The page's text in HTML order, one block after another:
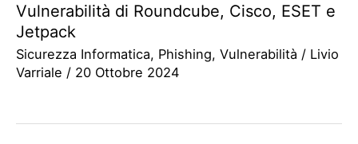
Vulnerabilità di Roundcube, Cisco, ESET e
Jetpack
Sicurezza Informatica, Phishing, Vulnerabilità / Livio
Varriale / 20 Ottobre 2024